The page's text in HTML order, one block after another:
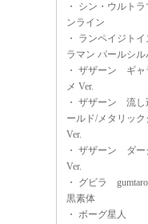
・ シン・ウルト
ンライン
・ ランペイジトイ
ラマン パールシル
・ ザザーン ギャ
メ Ver.
・ ザザーン 流し
ールド/メタリック
Ver.
・ ザザーン ダー
Ver.
・ グビラ
黒素体
・ ボーグ星人